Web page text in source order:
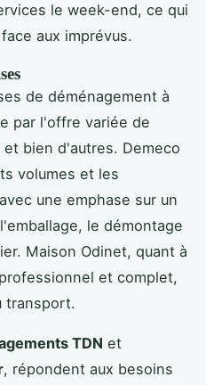
le week-end, ce qui
aux imprévus.
de déménagement à
par l'offre variée de
et bien d'autres. Demeco
volumes et les
une emphase sur un
le démontage
Maison Odinet, quant à
et complet,
transport.
TDN et
, répondent aux besoins